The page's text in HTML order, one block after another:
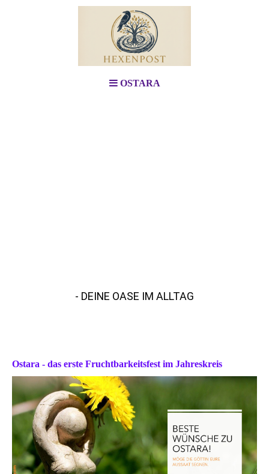
OSTARA
- DEINE OASE IM ALLTAG
Ostara - das erste Fruchtbarkeitsfest im Jahreskreis